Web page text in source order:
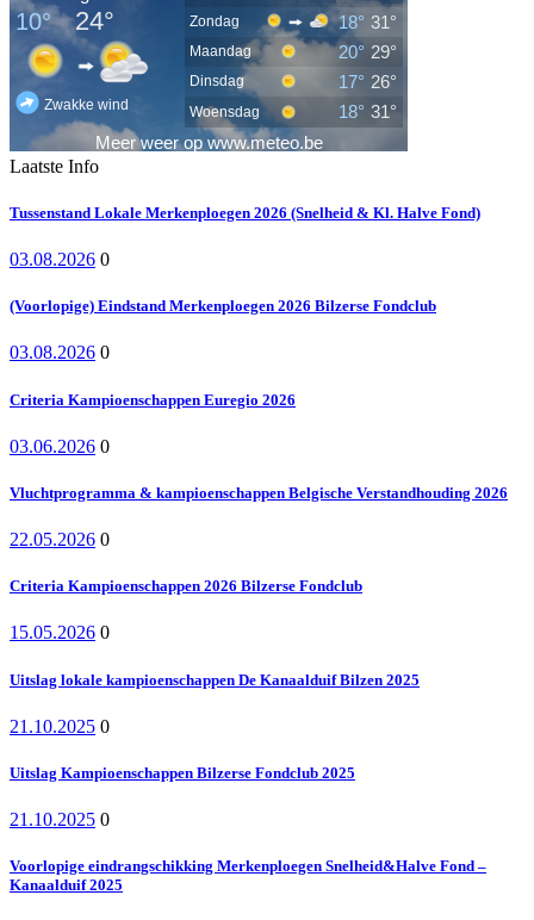
Laatste Info
Tussenstand Lokale Merkenploegen 2026 (Snelheid & Kl. Halve Fond)
03.08.2026 0
(Voorlopige) Eindstand Merkenploegen 2026 Bilzerse Fondclub
03.08.2026 0
Criteria Kampioenschappen Euregio 2026
03.06.2026 0
Vluchtprogramma & kampioenschappen Belgische Verstandhouding 2026
22.05.2026 0
Criteria Kampioenschappen 2026 Bilzerse Fondclub
15.05.2026 0
Uitslag lokale kampioenschappen De Kanaalduif Bilzen 2025
21.10.2025 0
Uitslag Kampioenschappen Bilzerse Fondclub 2025
21.10.2025 0
Voorlopige eindrangschikking Merkenploegen Snelheid&Halve Fond –
Kanaalduif 2025